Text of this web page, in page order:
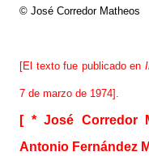
© José Corredor Matheos
[El texto fue publicado en
7 de marzo de 1974].
[ * José Corredor
Antonio Fernández